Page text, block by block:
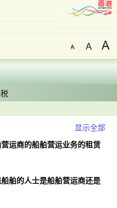
显示全部
运商的船舶营运业务的租赁
舶的人士是船舶营运商还是